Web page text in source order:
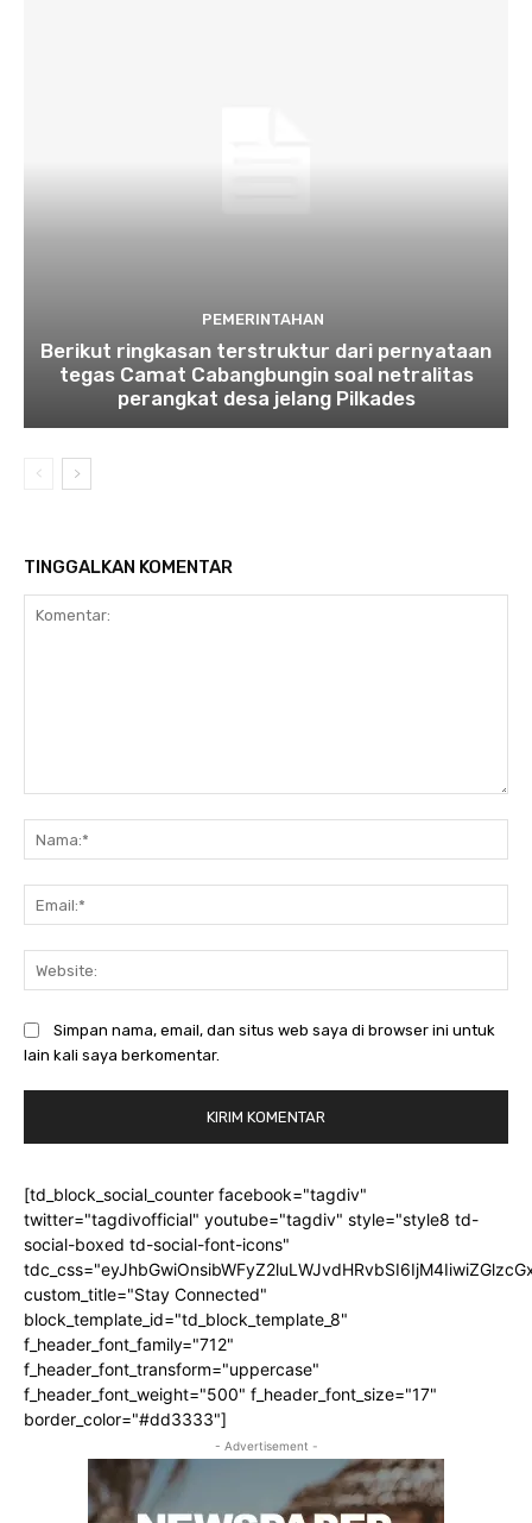
PEMERINTAHAN
Berikut ringkasan terstruktur dari pernyataan
tegas Camat Cabangbungin soal netralitas
perangkat desa jelang Pilkades
TINGGALKAN KOMENTAR
Simpan nama, email, dan situs web saya di browser ini untuk
lain kali saya berkomentar.
[td_block_social_counter facebook="tagdiv"
twitter="tagdivofficial" youtube="tagdiv" style="style8 td-
social-boxed td-social-font-icons"
custom_title="Stay Connected"
block_template_id="td_block_template_8"
f_header_font_family="712"
f_header_font_transform="uppercase"
f_header_font_weight="500" f_header_font_size="17"
border_color="#dd3333"]
- Advertisement -